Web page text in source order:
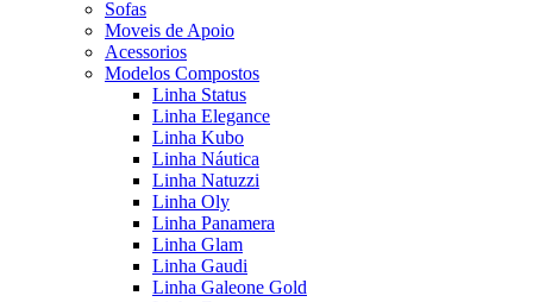
Sofas
Moveis de Apoio
Acessorios
Modelos Compostos
Linha Status
Linha Elegance
Linha Kubo
Linha Náutica
Linha Natuzzi
Linha Oly
Linha Panamera
Linha Glam
Linha Gaudi
Linha Galeone Gold